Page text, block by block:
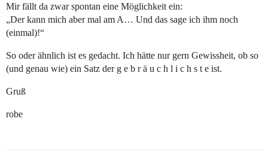
Mir fällt da zwar spontan eine Möglichkeit ein:
„Der kann mich aber mal am A… Und das sage ich ihm noch
(einmal)!“
So oder ähnlich ist es gedacht. Ich hätte nur gern Gewissheit, ob so
(und genau wie) ein Satz der g e b r ä u c h l i c h s t e ist.
Gruß
robe